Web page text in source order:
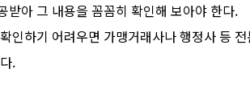
받아 그 내용을 꼼꼼히 확인해 보아야 한다.
인하기 어려우면 가맹거래사나 행정사 등
.